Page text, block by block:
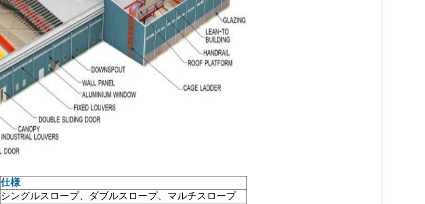
仕様
シングルスロープ、ダブルスロープ、マルチスロープ